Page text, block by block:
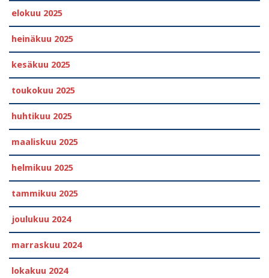
elokuu 2025
heinäkuu 2025
kesäkuu 2025
toukokuu 2025
huhtikuu 2025
maaliskuu 2025
helmikuu 2025
tammikuu 2025
joulukuu 2024
marraskuu 2024
lokakuu 2024